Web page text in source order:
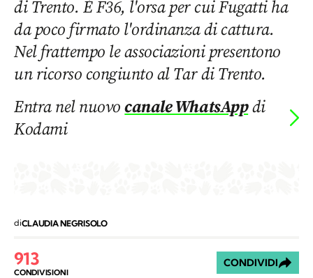
di Trento. È F36, l'orsa per cui Fugatti ha
da poco firmato l'ordinanza di cattura.
Nel frattempo le associazioni presentono
un ricorso congiunto al Tar di Trento.
Entra nel nuovocanale WhatsAppdi
Kodami
diCLAUDIA NEGRISOLO
913
CONDIVISIONI
CONDIVIDI